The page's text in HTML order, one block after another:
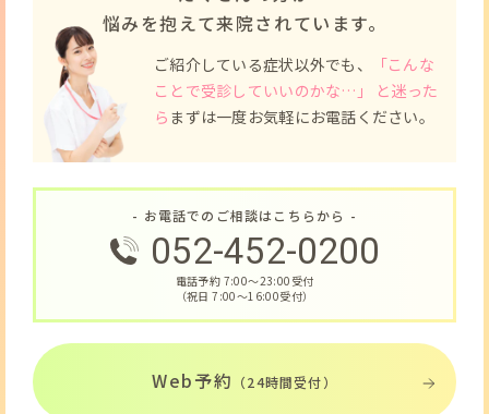
悩みを抱えて来院されています。
ご紹介している症状以外でも、
「こんな
ことで受診していいのかな…」 と迷った
ら まずは一度お気軽にお電話ください。
- お電話でのご相談はこちらから -
052-452-0200
電話予約 7:00〜23:00受付
（祝日 7:00〜16:00受付）
Web予約 （24時間受付）